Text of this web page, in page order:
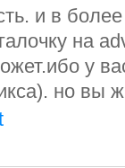
и в
на
у
но вы ж